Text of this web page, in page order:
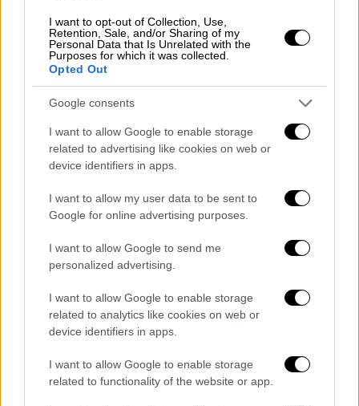
I want to opt-out of Collection, Use,
Retention, Sale, and/or Sharing of my
Personal Data that Is Unrelated with the
Purposes for which it was collected.
Opted Out
Google consents
I want to allow Google to enable storage
related to advertising like cookies on web or
device identifiers in apps.
I want to allow my user data to be sent to
Google for online advertising purposes.
I want to allow Google to send me
personalized advertising.
I want to allow Google to enable storage
related to analytics like cookies on web or
device identifiers in apps.
I want to allow Google to enable storage
related to functionality of the website or app.
Ο Μπραντ Πιτ δεν έχει καμία
επικοινωνία με τους γιους του, Παξ και
Μάντοξ - Η σφοδρή κόντρα με την
Αντζελίνα Τζολί
Το οικογενειακό δράμα των «Μπραντζελίνα»